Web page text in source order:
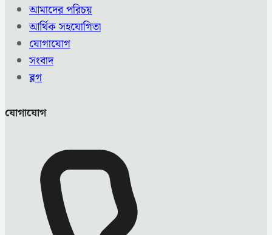
আমাদের পরিচয়
আর্থিক সহযোগিতা
যোগাযোগ
সংবাদ
ব্লগ
যোগাযোগ